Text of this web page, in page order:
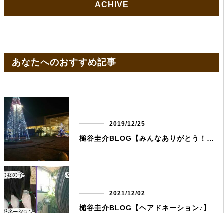
ACHIVE
あなたへのおすすめ記事
2019/12/25
槌谷圭介BLOG【みんなありがとう！の土曜日】
2021/12/02
槌谷圭介BLOG【ヘアドネーション♪】